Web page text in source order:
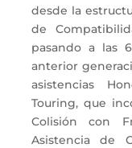
desde la
de
pasando a las
anterior
asistencias
Touring, que
Colisión con
Asistencia de